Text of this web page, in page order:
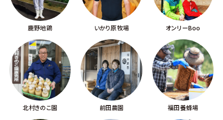
鹿野地鶏 いかり原牧場 オンリーBoo
北村きのこ園 前田農園 福田養蜂場